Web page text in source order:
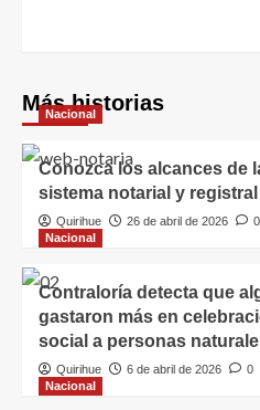
Más historias
Nacional
Conozca los alcances de
sistema notarial y
Quirihue 26 de abril de 2026
0
Nacional
Contraloría detecta que
gastaron más en
social a personas
Quirihue 6 de abril de 2026
0
Nacional